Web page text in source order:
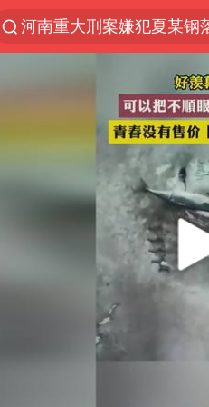
河南重大刑案嫌犯夏某钢
浙江上海等地有大雨或暴
新疆优化调整景区内自驾
黄金牛市回来了吗
央视新主播李秋莹孙亚鹏
情侣平潭拍日出坠崖1死1
倪萍赵雅芝同框亮相红毯
台当局重金为“台独”织“皇
白海豚将正面袭击贯穿浙